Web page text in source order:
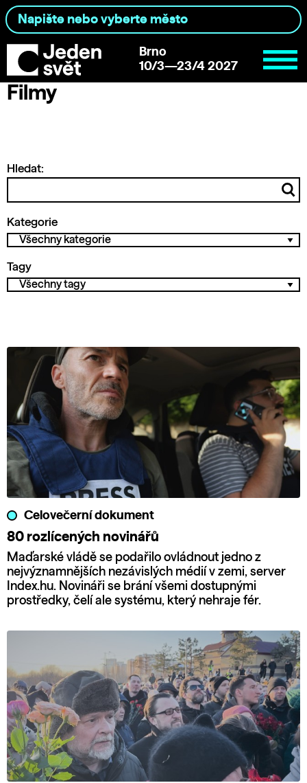
Brno
10/3—23/4 2027
Filmy
Hledat:
Kategorie
Tagy
Celovečerní dokument
80 rozlícených novinářů
Maďarské vládě se podařilo ovládnout jedno z
nejvýznamnějších nezávislých médií v zemi, server
Index.hu. Novináři se brání všemi dostupnými
prostředky, čelí ale systému, který nehraje fér.